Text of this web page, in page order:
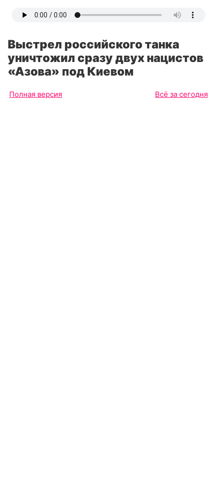
Выстрел российского танка
уничтожил сразу двух нацистов
«Азова» под Киевом
Полная версия Всё за сегодня